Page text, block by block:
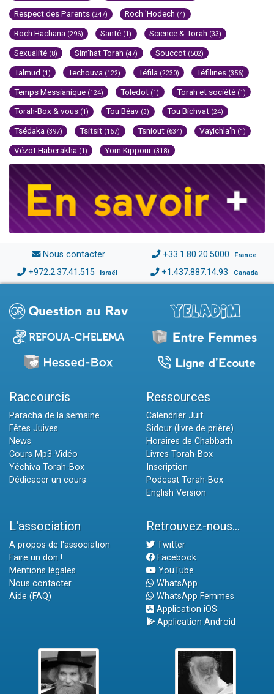
Respect des Parents (247) Roch 'Hodech (4)
Roch Hachana (296) Santé (1) Science & Torah (33)
Sexualité (8) Sim'hat Torah (47) Souccot (502)
Talmud (1) Techouva (122) Téfila (2230) Téfilines (356)
Temps Messianique (124) Toledot (1) Torah et société (1)
Torah-Box & vous (1) Tou Béav (3) Tou Bichvat (24)
Tsédaka (397) Tsitsit (167) Tsniout (634) Vayichla'h (1)
Vézot Haberakha (1) Yom Kippour (318)
Nous contacter +33.1.80.20.5000 France
+972.2.37.41.515 Israël +1.437.887.14.93 Canada
Raccourcis
Paracha de la semaine
Fêtes Juives
News
Cours Mp3-Vidéo
Yéchiva Torah-Box
Dédicacer un cours
Ressources
Calendrier Juif
Sidour (livre de prière)
Horaires de Chabbath
Livres Torah-Box
Inscription
Podcast Torah-Box
English Version
L'association
A propos de l'association
Faire un don !
Mentions légales
Nous contacter
Aide (FAQ)
Retrouvez-nous...
Twitter
Facebook
YouTube
WhatsApp
WhatsApp Femmes
Application iOS
Application Android